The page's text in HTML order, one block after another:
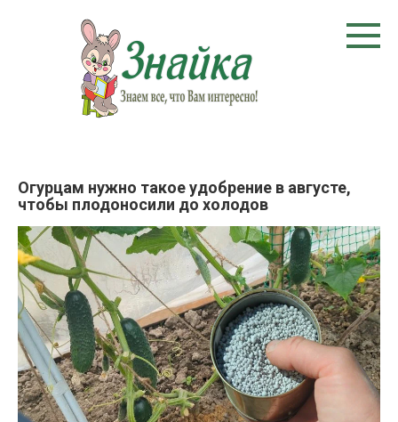
Огурцам нужно такое удобрение в августе,
чтобы плодоносили до холодов